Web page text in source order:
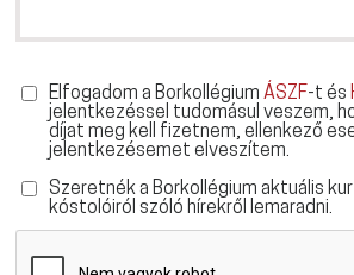
Elfogadom a Borkollégium ÁSZF-t és
jelentkezéssel tudomásul veszem,
díjat meg kell fizetnem, ellenkező
jelentkezésemet elveszítem.
Szeretnék a Borkollégium aktuális
kóstolóiról szóló hírekről lemaradni.